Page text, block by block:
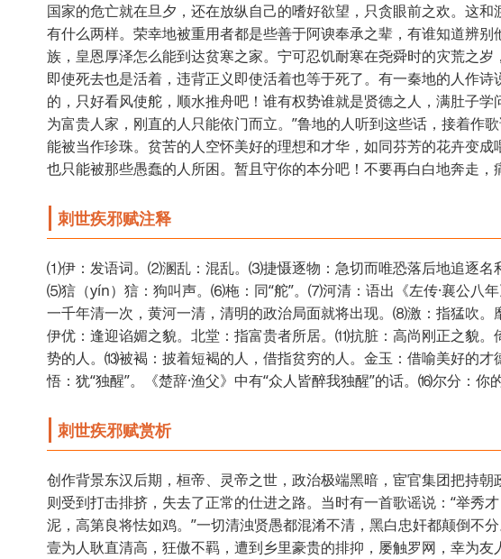
国家的危亡就在旦夕，还在放纵自己的嗜好欲望，只贪眼前之欢。这
有什么两样。荣幸地被重用者都是些善于阿谀奉承之辈，有谁知道辨
族，皇恩厚泽怎么能到达贫寒之家。宁可忍饥耐寒在尧舜时的灾荒之
即使死去也是活着，违背正义即使活着也等于死了。有一秦地的人作
的，只好看风使舵，顺水推舟吧！谁有权势谁就是贤德之人，满肚子
为富贵人家，刚直的人只能依门而立。”鲁地的人听到这些话，接着作
能被当作珍珠。贫苦的人空怀美好的理想和才华，如同芬芳的花卉变成
也只能被那些愚蠢的人所困。暂且守你的本分吧！不要再白白地奔走，
刺世疾邪赋注释
⑴伊：发语词。⑵溷乱：混乱。⑶捷慑逐物：急切而唯恐落后地追逐名
⑸狺（yín）狺：狗叫声。⑹柂：同“舵”。⑺河清：语出《左传·襄公八
一千年清一次，黄河一清，清明的政治局面就将出现。⑻激：指猛吹
伊优：逢迎谄媚之貌。北堂：指富贵者所居。⑾抗脏：高尚刚正之貌
势的人。⒀被褐：披着短褐的人，借指贫穷的人。金玉：借喻美好的
悟：犹“独醒”。《楚辞·渔父》中有“众人皆醉我独醒”的话。⒃尔分：你
刺世疾邪赋赏析
创作背景东汉后期，桓帝、灵帝之世，政治极端黑暗，宦官集团把持
则受到打击排挤，失去了正常的仕进之路。当时有一首歌谣说：“举秀
泥，高第良将怯如鸡。”一切清浊贤愚都混淆不清，黑白忠奸都颠倒不
壹为人耿直清高，狂傲不羁，遭到乡里豪贵的排抑，屡触罗网，幸为